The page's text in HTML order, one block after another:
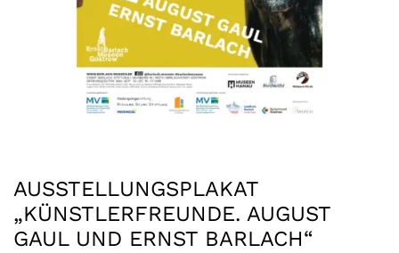
AUSSTELLUNGSPLAKAT
„KÜNSTLERFREUNDE. AUGUST
GAUL UND ERNST BARLACH“